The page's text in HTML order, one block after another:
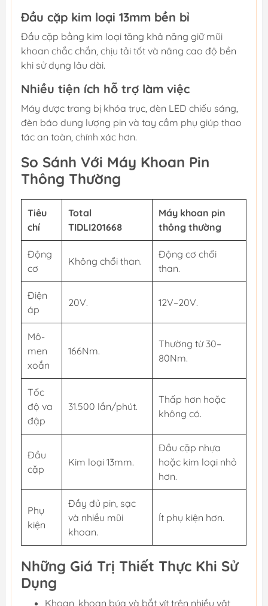
Đầu cặp kim loại 13mm bền bỉ
Đầu cặp bằng kim loại tăng khả năng giữ mũi
khoan chắc chắn, chịu tải tốt và nâng cao độ bền
khi sử dụng lâu dài.
Nhiều tiện ích hỗ trợ làm việc
Máy được trang bị khóa trục, đèn LED chiếu sáng,
đèn báo dung lượng pin và tay cầm phụ giúp thao
tác an toàn, chính xác hơn.
So Sánh Với Máy Khoan Pin
Thông Thường
Tiêu
chí
Total
TIDLI201668
Máy khoan pin
thông thường
Động
cơ
Không chổi than.
Động cơ chổi
than.
Điện
áp
20V. 12V–20V.
Mô-
men
xoắn
166Nm.
Thường từ 30–
80Nm.
Tốc
độ va
đập
31.500 lần/phút.
Thấp hơn hoặc
không có.
Đầu
cặp
Kim loại 13mm.
Đầu cặp nhựa
hoặc kim loại nhỏ
hơn.
Phụ
kiện
Đầy đủ pin, sạc
và nhiều mũi
khoan.
Ít phụ kiện hơn.
Những Giá Trị Thiết Thực Khi Sử
Dụng
Khoan, khoan búa và bắt vít trên nhiều vật